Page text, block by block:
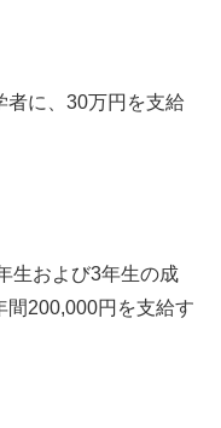
者に、30万円を支給
生および3年生の成
間200,000円を支給す